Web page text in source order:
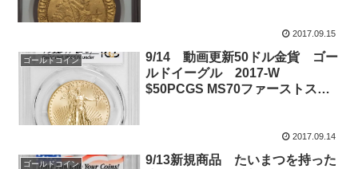
2017.09.15
ゴールドコイン
9/14 動画更新50ドル金貨 ゴー
ルドイーグル 2017-W
$50PCGS MS70ファーストスト
2017.09.14
ゴールドコイン
9/13新規商品 たいまつを持った